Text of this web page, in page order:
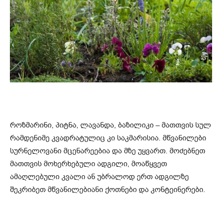
როზმარინი, პიტნა, ლავანდა, ბაზილიკი – მათთვის სულ
რამდენიმე კვადრატულიც კი საკმარისია. მწვანილები
სურნელოვანი მცენარეებია და მზე უყვართ. მოძებნეთ
მათთვის მოხერხებული ადგილი, მოაწყვეთ
ამაღლებული კვალი ან უბრალოდ ერთ ადგილზე
შეკრიბეთ მწვანილებიანი ქოთნები და კონტეინერები.